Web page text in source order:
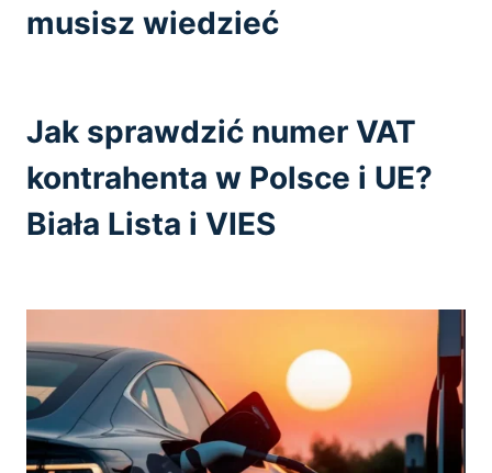
musisz wiedzieć
Jak sprawdzić numer VAT
kontrahenta w Polsce i UE?
Biała Lista i VIES